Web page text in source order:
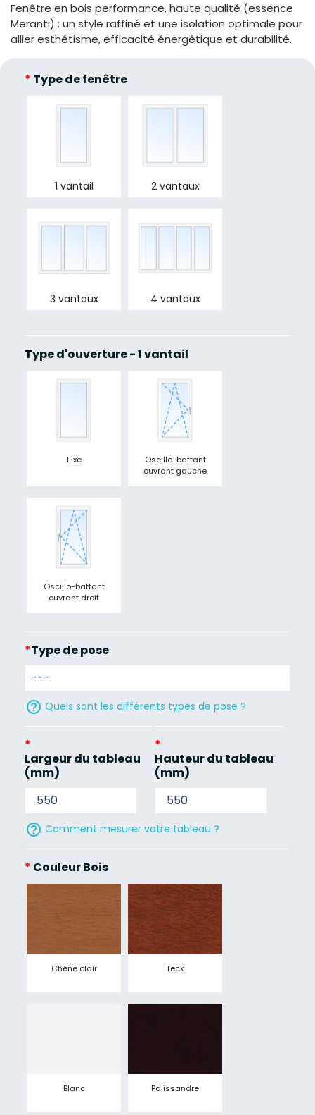
Fenêtre en bois performance, haute qualité (essence
Meranti) : un style raffiné et une isolation optimale pour
allier esthétisme, efficacité énergétique et durabilité.
* Type de fenêtre
1 vantail 2 vantaux
3 vantaux 4 vantaux
Type d'ouverture - 1 vantail
Fixe
Oscillo-battant
ouvrant gauche
Oscillo-battant
ouvrant droit
*Type de pose
help_outline Quels sont les différents types de pose ?
*
Largeur du tableau
(mm)
*
Hauteur du tableau
(mm)
help_outline Comment mesurer votre tableau ?
* Couleur Bois
Chêne clair Teck
Blanc Palissandre